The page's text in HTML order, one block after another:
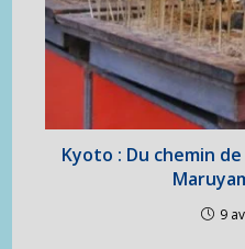
Kyoto : Du chemin
9